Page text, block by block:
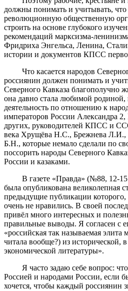
должны понимать и учитывать, что
революционную общественную
строить на основе глубокого
рекомендаций марксизма-
Фридриха Энгельса, Ленина,
истории и документов КПСС
Что касается народов
россиянин должен понимать и
Северного Кавказа благополучно
она давно стала любимой
деятельность по отношению к
императоров России Александра
других, руководителей КПСС и
века Хрущёва Н.С., Брежнева Л.И.,
Б.Н., которые немало сделали по
поссорить народы Северного
России и казаками.
В газете «Правда» (№88, 12-15
была опубликована великолепная
предыдущие публикации которого,
очень не нравились. В своей
привёл много интересных и
правильные выводы. Я согласен с
«российская так называемая элита
читала вообще?) из исторической,
экономической литературы».
Я часто задаю себе вопрос: что
Россией и народами России, если
хочется, чтобы каждый россиянин